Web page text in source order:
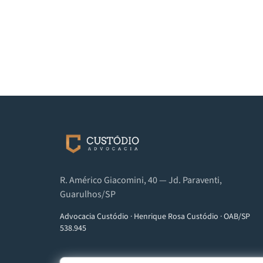
R. Américo Giacomini, 40 — Jd. Paraventi,
Guarulhos/SP
Advocacia Custódio · Henrique Rosa Custódio ·OAB/SP
538.945